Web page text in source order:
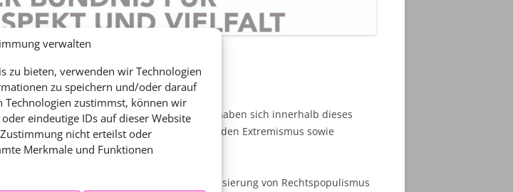
verwalten
zu bieten, verwenden wir Technologien
zu speichern und/oder darauf
Technologien zustimmst, können wir
eindeutige IDs auf dieser Website
nicht erteilst oder
Merkmale und Funktionen
NIEMAND – …“
05.09. – RECHTE CODES UND
SYMBOLE ERKENNEN
06.09. – KINDERBUCHLESUNG –
VON MITBESTIMMUNG…
gerufen wurde. Engagierte Menschen haben sich innerhalb dieses
und Vielfalteinzusetzen und dem zunehmenden Extremismus sowie
entgegenzutreten.
schärfen und der Verbreitung und Normalisierung von Rechtspopulismus